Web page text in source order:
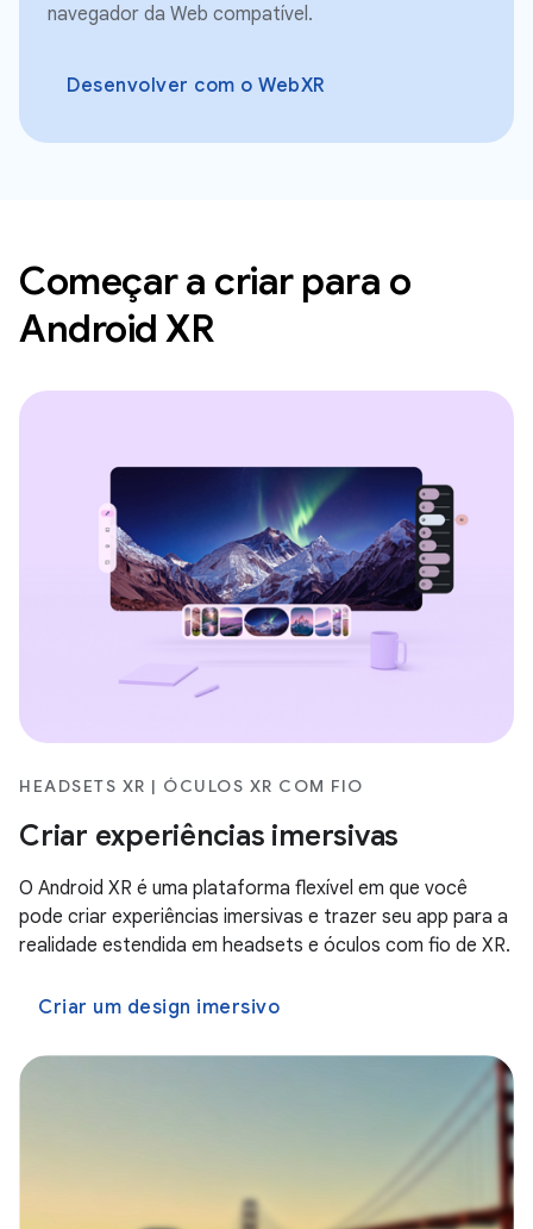
navegador da Web compatível.
Desenvolver com o WebXR
Começar a criar para o
Android XR
HEADSETS XR | ÓCULOS XR COM FIO
Criar experiências imersivas
O Android XR é uma plataforma flexível em que você
pode criar experiências imersivas e trazer seu app para a
realidade estendida em headsets e óculos com fio de XR.
Criar um design imersivo